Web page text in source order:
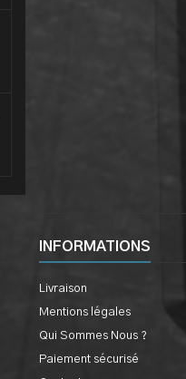
INFORMATIONS
Livraison
Mentions légales
Qui Sommes Nous ?
Paiement sécurisé